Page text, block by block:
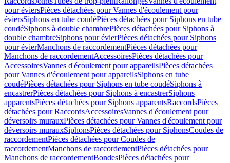
pour éviersPièces détachées pour Vannes d'écoulement pour
éviersSiphons en tube coudéPièces détachées pour Siphons en tube
coudéSiphons à double chambrePièces détachées pour Siphons à
double chambreSiphons pour évierPièces détachées pour Siphons
pour évierManchons de raccordementPièces détachées pour
Manchons de raccordementAccessoiresPièces détachées pour
AccessoiresVannes d'écoulement pour appareilsPièces détachées
pour Vannes d'écoulement pour appareilsSiphons en tube
coudéPièces détachées pour Siphons en tube coudéSiphons à
encastrerPièces détachées pour Siphons à encastrerSiphons
apparentsPièces détachées pour Siphons apparentsRaccordsPièces
détachées pour RaccordsAccessoiresVannes d'écoulement pour
déversoirs murauxPièces détachées pour Vannes d'écoulement pour
déversoirs murauxSiphonsPièces détachées pour SiphonsCoudes de
raccordementPièces détachées pour Coudes de
raccordementManchons de raccordementPièces détachées pour
Manchons de raccordementBondesPièces détachées pour